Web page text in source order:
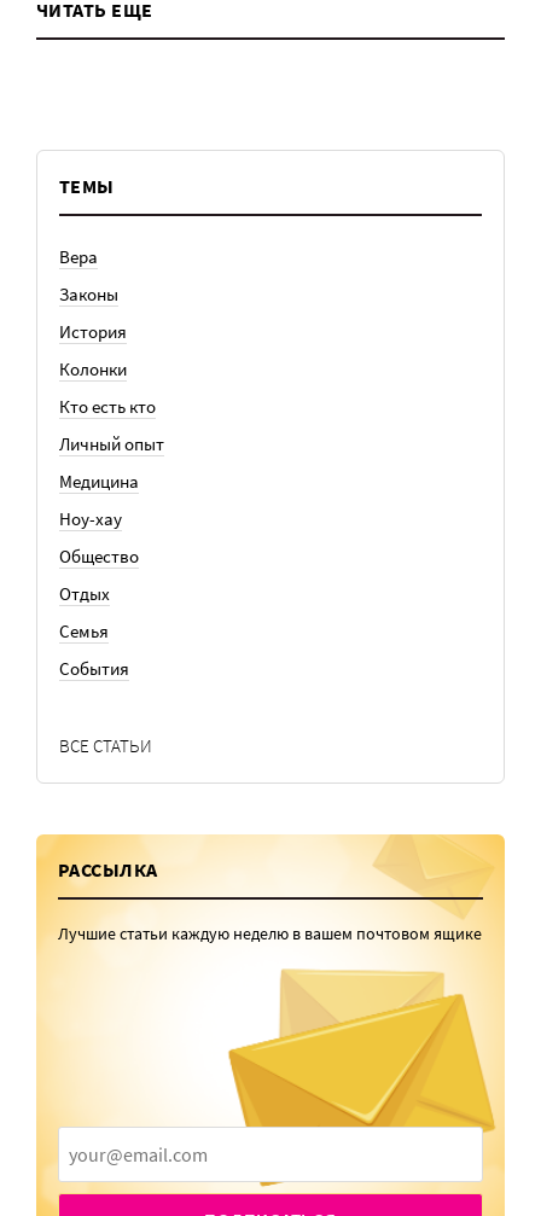
ЧИТАТЬ ЕЩЕ
ТЕМЫ
Вера
Законы
История
Колонки
Кто есть кто
Личный опыт
Медицина
Ноу-хау
Общество
Отдых
Семья
События
ВСЕ СТАТЬИ
РАССЫЛКА
Лучшие статьи каждую неделю в вашем почтовом ящике